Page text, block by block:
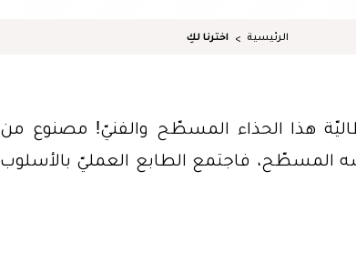
الرئيسية اخترنا لكِ
هذا الحذاء المسطّح والفنيّ! مصنوع من
المسطّح، فاجتمع الطابع العمليّ بالأسلوب